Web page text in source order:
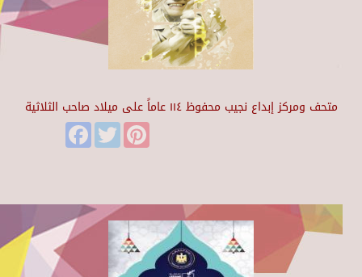
متحف ومركز إبداع نجيب محفوظ ١١٤ عاماً على ميلاد صاحب الثلاثية
FacebookTwitter